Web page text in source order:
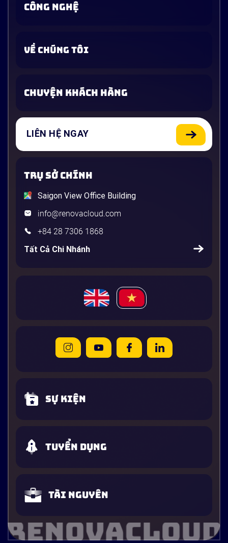
CÔNG NGHỆ
VỀ CHÚNG TÔI
CHUYỆN KHÁCH HÀNG
LIÊN HỆ NGAY
TRỤ SỞ CHÍNH
Saigon View Office Building
info@renovacloud.com
+84 28 7306 1868
Tất Cả Chi Nhánh
Sự kiện
Tuyển dụng
Tài nguyên